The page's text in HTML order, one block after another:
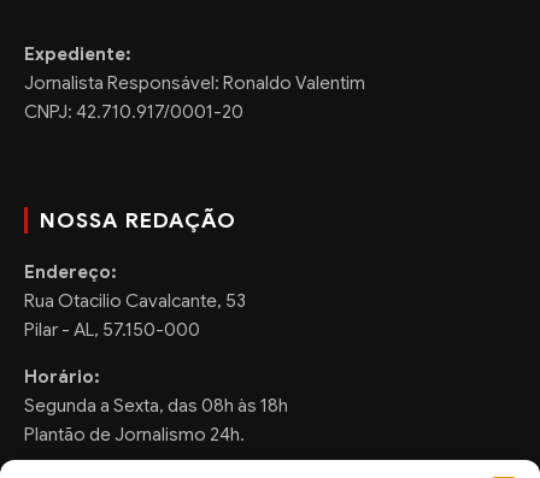
Expediente:
Jornalista Responsável: Ronaldo Valentim
CNPJ: 42.710.917/0001-20
NOSSA REDAÇÃO
Endereço:
Rua Otacilio Cavalcante, 53
Pilar - AL, 57.150-000
Horário:
Segunda a Sexta, das 08h às 18h
Plantão de Jornalismo 24h.